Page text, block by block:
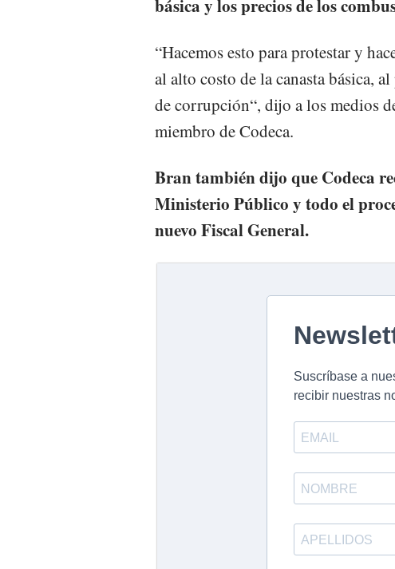
básica y los precios de los
“Hacemos esto para protestar y
al alto costo de la canasta básica,
de corrupción“, dijo a los medios
miembro de Codeca.
Bran también dijo que Codeca
Ministerio Público y todo el
nuevo Fiscal General.